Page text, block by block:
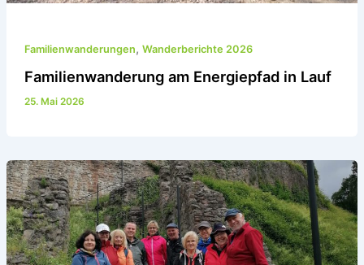
Familienwanderungen, Wanderberichte 2026
Familienwanderung am Energiepfad in Lauf
25. Mai 2026